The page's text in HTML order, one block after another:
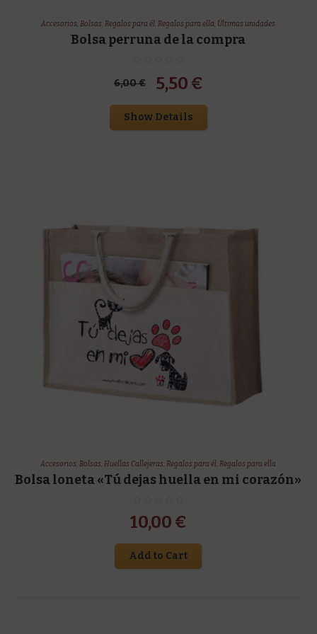
Accesorios,Bolsas,Regalos para él,Regalos para ella, Últimas unidades
Bolsa perruna de la compra
6,00€
El
precio
original
5,50 €
precio
actual
Show Details
Accesorios,Bolsas,Huellas Callejeras,Regalos para él,Regalos para ella
Bolsa loneta «Tú dejas huella en mi corazón»
10,00 €
Add to Cart